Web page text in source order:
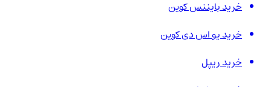
خرید بایننس کوین
خرید یو اس دی کوین
خرید ریپل